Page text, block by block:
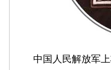
中国人民解放军上